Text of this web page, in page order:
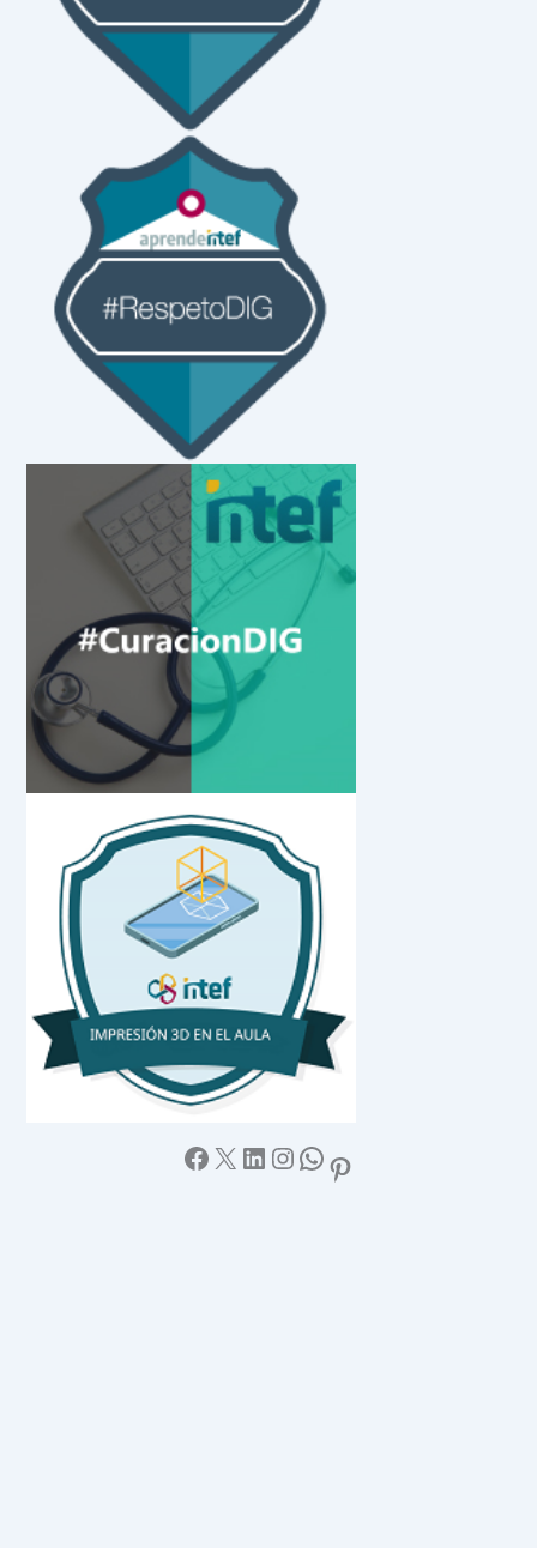
Facebook X LinkedIn Instagram WhatsApp Pinterest